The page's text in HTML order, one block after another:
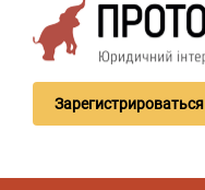
Зарегистрироваться